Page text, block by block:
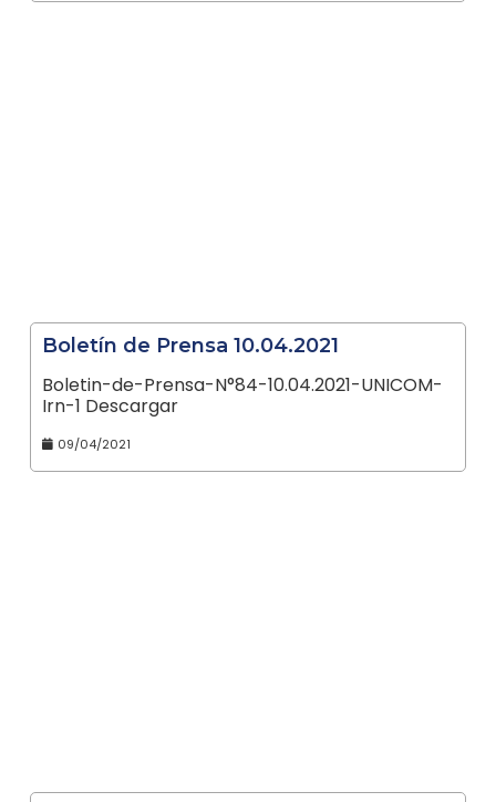
Boletín de Prensa 10.04.2021
Boletin-de-Prensa-N°84-10.04.2021-UNICOM-
Irn-1 Descargar
09/04/2021